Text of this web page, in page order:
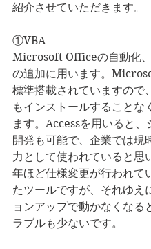
紹介させていただきます。
①VBA
Microsoft Officeの自動化
の追加に用います。
標準搭載されていますので
もインストールすることな
ます。Accessを用いると、
開発も可能で、企業では現
力として使われていると思
年ほど仕様変更が行われて
たツールですが、それゆえ
ョンアップで動かなくなる
ラブルも少ないです。